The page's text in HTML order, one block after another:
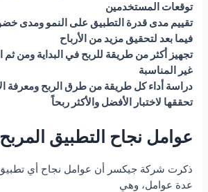
توقعات المستخدمين
فيما بعد لتحقيق مزيد من الأرباح
غير المناسبة
تحققها لاختبار الأفضل والأكثر ربحاً
عوامل نجاح التطبيق المربح
عدة عوامل، وهي